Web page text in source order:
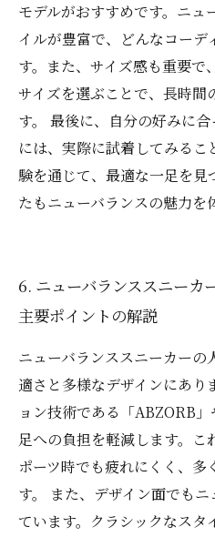
モデルがおすすめです。ニュ
イルが豊富で、どんなコーデ
す。また、サイズ感も重要で
サイズを選ぶことで、長時間
す。 最後に、自分の好みに
には、実際に試着してみる
験を通じて、最適な一足を見
たもニューバランスの魅力を
6. ニューバランススニーカ
主要ポイントの解説
ニューバランススニーカー
適さと多様なデザインにあり
ョン技術である「ABZORB」
足への負担を軽減します。こ
ポーツ時でも疲れにくく、多
す。 また、デザイン面でも
ています。クラシックなスタ